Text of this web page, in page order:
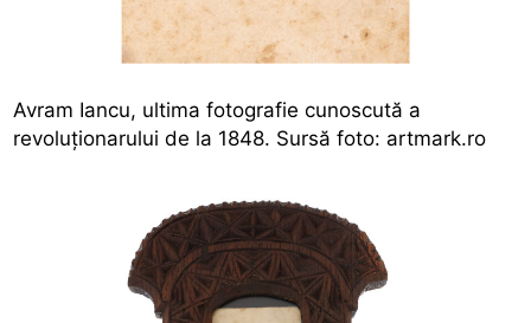
Avram Iancu, ultima fotografie cunoscută a
revoluționarului de la 1848. Sursă foto: artmark.ro